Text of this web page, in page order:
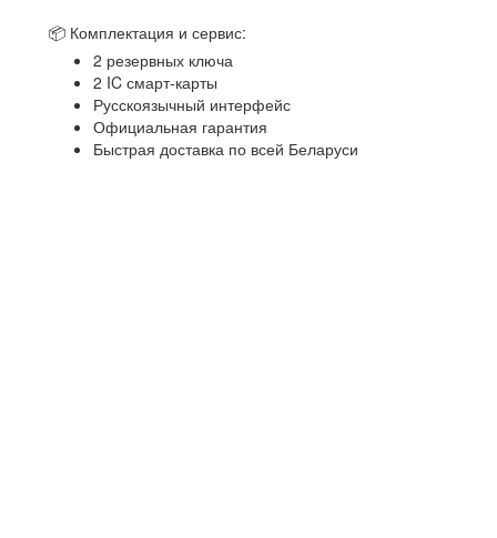
📦 Комплектация и сервис:
2 резервных ключа
2 IC смарт-карты
Русскоязычный интерфейс
Официальная гарантия
Быстрая доставка по всей Беларуси